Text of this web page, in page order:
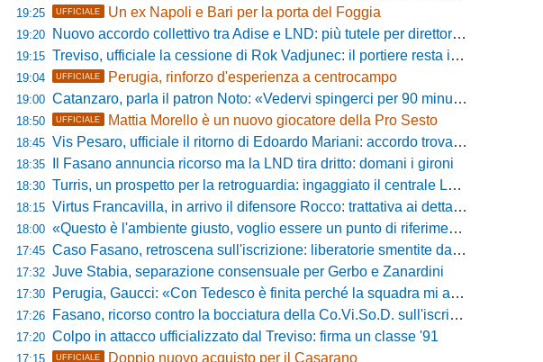
19:25 UFFICIALE Un ex Napoli e Bari per la porta del Foggia
19:20 Nuovo accordo collettivo tra Adise e LND: più tutele per direttori sportivi e collaboratori
19:15 Treviso, ufficiale la cessione di Rok Vadjunec: il portiere resta in Italia, ecco dove
19:04 UFFICIALE Perugia, rinforzo d'esperienza a centrocampo
19:00 Catanzaro, parla il patron Noto: «Vedervi spingerci per 90 minuti è meraviglioso, costruiamo qualcosa di unico»
18:50 UFFICIALE Mattia Morello è un nuovo giocatore della Pro Sesto
18:45 Vis Pesaro, ufficiale il ritorno di Edoardo Mariani: accordo trovato con il Venezia
18:35 Il Fasano annuncia ricorso ma la LND tira dritto: domani i gironi
18:30 Turris, un prospetto per la retroguardia: ingaggiato il centrale Leopoldo Battipaglia
18:15 Virtus Francavilla, in arrivo il difensore Rocco: trattativa ai dettagli con il Cosenza
18:00 «Questo è l'ambiente giusto, voglio essere un punto di riferimento»: Noah Lewis carica la Dolomiti Bellunesi
17:45 Caso Fasano, retroscena sull'iscrizione: liberatorie smentite da due calciatori, ecco chi
17:32 Juve Stabia, separazione consensuale per Gerbo e Zanardini
17:30 Perugia, Gaucci: «Con Tedesco è finita perché la squadra mi addormentava»
17:26 Fasano, ricorso contro la bocciatura della Co.Vi.So.D. sull'iscrizione in Serie D
17:20 Colpo in attacco ufficializzato dal Treviso: firma un classe '91
17:15 UFFICIALE Doppio nuovo acquisto per il Casarano